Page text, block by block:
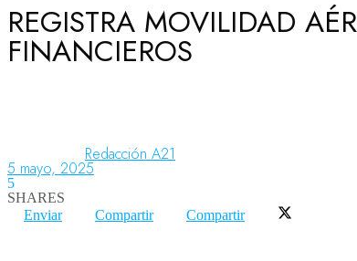
Aerolíneas
Aeropuertos
REGISTRA MOVILIDAD
FINANCIEROS
Redacción A21
5 mayo, 2025
5
SHARES
Enviar
Compartir Compartir